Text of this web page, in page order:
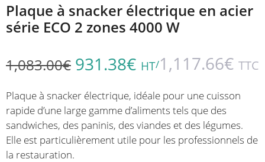
Plaque à snacker électrique en acier
série ECO 2 zones 4000 W
1,083.00€ 931.38€ HT/1,117.66€ TTC
Plaque à snacker électrique, idéale pour une cuisson
rapide d’une large gamme d’aliments tels que des
sandwiches, des paninis, des viandes et des légumes.
Elle est particulièrement utile pour les professionnels de
la restauration.